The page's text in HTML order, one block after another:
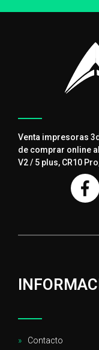
Venta impresoras
de comprar online
V2 / 5 plus, CR10
Contacto